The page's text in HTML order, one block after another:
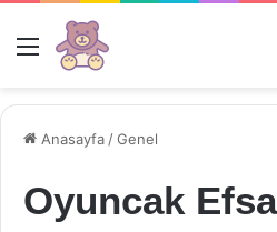
Menü
Anasayfa /Genel
Oyuncak